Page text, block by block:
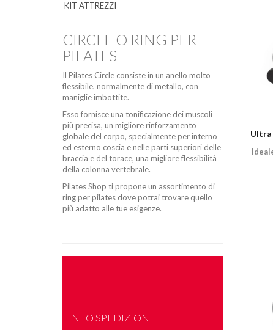
KIT ATTREZZI
CIRCLE O RING PER
PILATES
Il Pilates Circle consiste in un anello molto
flessibile, normalmente di metallo, con
maniglie imbottite.
Esso fornisce una tonificazione dei muscoli
più precisa, un migliore rinforzamento
globale del corpo, specialmente per interno
ed esterno coscia e nelle parti superiori delle
braccia e del torace, una migliore flessibilità
della colonna vertebrale.
Pilates Shop ti propone un assortimento di
ring per pilates dove potrai trovare quello
più adatto alle tue esigenze.
INFO SPEDIZIONI
Ultra